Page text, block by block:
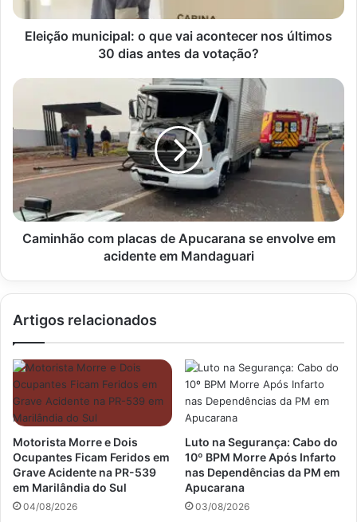
30
dias
votação?
Eleição municipal: o que vai acontecer nos últimos
30 dias antes da votação?
Caminhão
Apucarana
se
envolve
em
acidente
emCaminhão com placas de Apucarana se envolve em
acidente em Mandaguari
Artigos relacionados
Motorista Morre e Dois
Ocupantes Ficam Feridos em
Grave Acidente na PR-539
em Marilândia do Sul
04/08/2026
Luto na Segurança: Cabo do
10º BPM Morre Após Infarto
nas Dependências da PM em
Apucarana
03/08/2026